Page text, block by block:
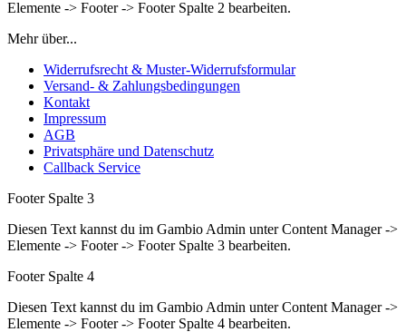
Elemente -> Footer -> Footer Spalte 2 bearbeiten.
Mehr über...
Widerrufsrecht & Muster-Widerrufsformular
Versand- & Zahlungsbedingungen
Kontakt
Impressum
AGB
Privatsphäre und Datenschutz
Callback Service
Footer Spalte 3
Diesen Text kannst du im Gambio Admin unter Content Manager ->
Elemente -> Footer -> Footer Spalte 3 bearbeiten.
Footer Spalte 4
Diesen Text kannst du im Gambio Admin unter Content Manager ->
Elemente -> Footer -> Footer Spalte 4 bearbeiten.